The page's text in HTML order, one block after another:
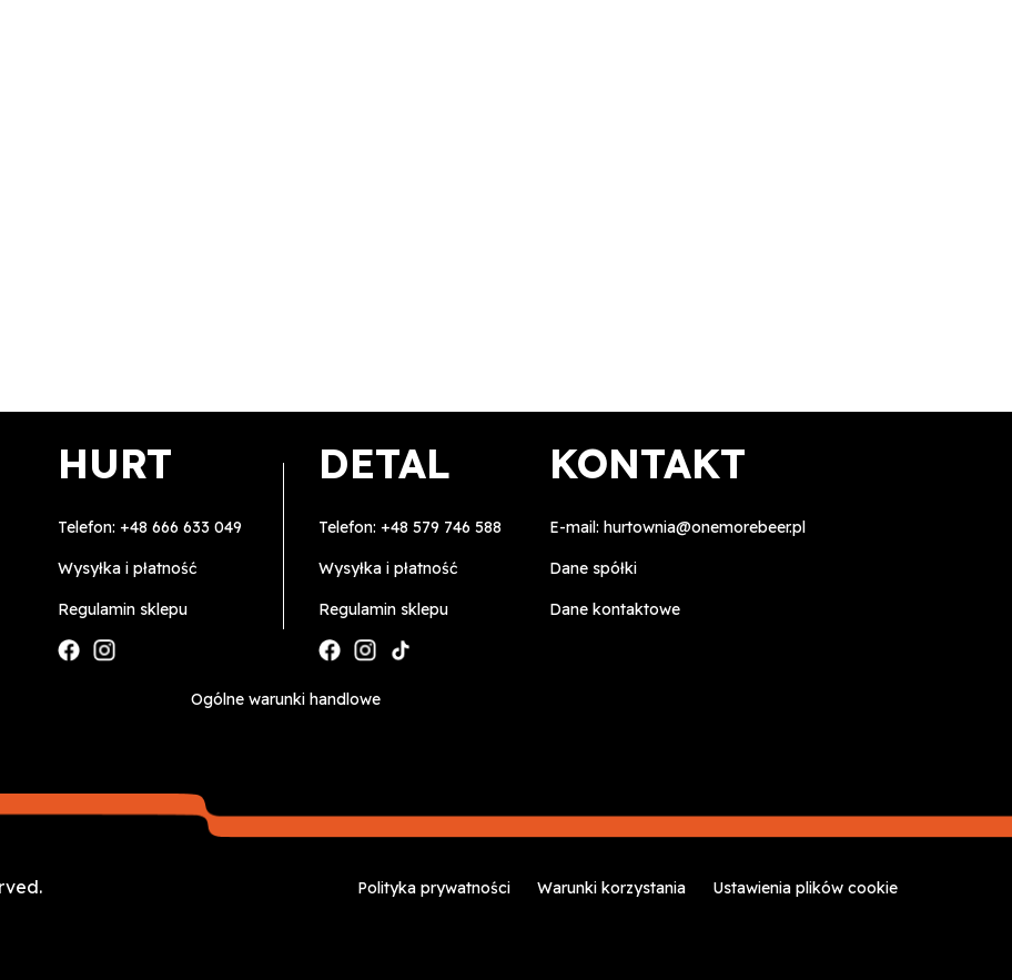
HURT
Telefon: +48 666 633 049
Wysyłka i płatność
Regulamin sklepu
Ogólne warunki handlowe
DETAL
Telefon: +48 579 746 588
Wysyłka i płatność
Regulamin sklepu
KONTAKT
E-mail:hurtownia@onemorebeer.pl
Dane spółki
Dane kontaktowe
Polityka prywatności Warunki korzystania Ustawienia plików cookie